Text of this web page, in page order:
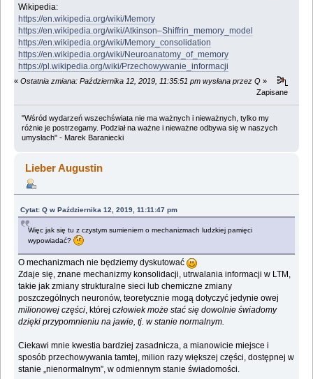
Wikipedia:
https://en.wikipedia.org/wiki/Memory
https://en.wikipedia.org/wiki/Atkinson–Shiffrin_memory_model
https://en.wikipedia.org/wiki/Memory_consolidation
https://en.wikipedia.org/wiki/Neuroanatomy_of_memory
https://pl.wikipedia.org/wiki/Przechowywanie_informacji
« Ostatnia zmiana: Października 12, 2019, 11:35:51 pm wysłana przez Q »
Zapisane
"Wśród wydarzeń wszechświata nie ma ważnych i nieważnych, tylko my
różnie je postrzegamy. Podział na ważne i nieważne odbywa się w naszych
umysłach" - Marek Baraniecki
Lieber Augustin
Cytat: Q w Października 12, 2019, 11:11:47 pm
Więc jak się tu z czystym sumieniem o mechanizmach ludzkiej pamięci
wypowiadać?
O mechanizmach nie będziemy dyskutować
Zdaje się, znane mechanizmy konsolidacji, utrwalania informacji w LTM,
takie jak zmiany strukturalne sieci lub chemiczne zmiany
poszczególnych neuronów, teoretycznie mogą dotyczyć jedynie owej
milionowej części , którejczłowiek może stać się dowolnie świadomy
dzięki przypomnieniu na jawie, tj. w stanie normalnym.
Ciekawi mnie kwestia bardziej zasadnicza, a mianowicie miejsce i
sposób przechowywania tamtej, milion razy większej części, dostępnej w
stanie „nienormalnym”, w odmiennym stanie świadomości.